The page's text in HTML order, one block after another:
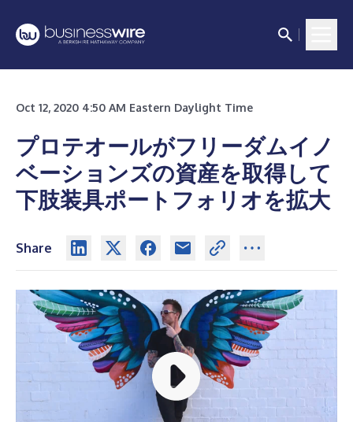
Oct 12, 2020 4:50 AM Eastern Daylight Time
プロテオールがフリーダムイノ
ベーションズの資産を取得して
下肢装具ポートフォリオを拡大
Share